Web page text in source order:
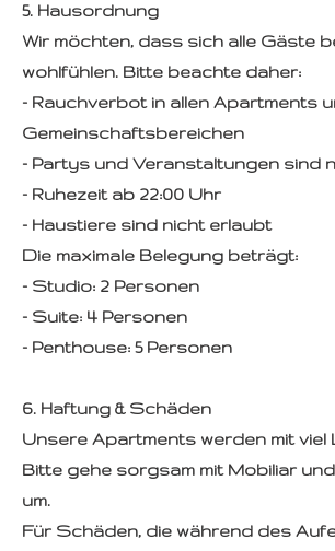
5. Hausordnung
Wir möchten, dass sich alle Gäste
wohlfühlen. Bitte beachte daher:
- Rauchverbot in allen Apartments
Gemeinschaftsbereichen
- Partys und Veranstaltungen sind
- Ruhezeit ab 22:00 Uhr
- Haustiere sind nicht erlaubt
Die maximale Belegung beträgt:
- Studio: 2 Personen
- Suite: 4 Personen
- Penthouse: 5 Personen
6. Haftung & Schäden
Unsere Apartments werden mit viel
Bitte gehe sorgsam mit Mobiliar
um.
Für Schäden, die während des